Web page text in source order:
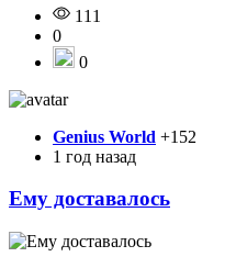
111
0
0
Genius World +152
1 год назад
Ему доставалось